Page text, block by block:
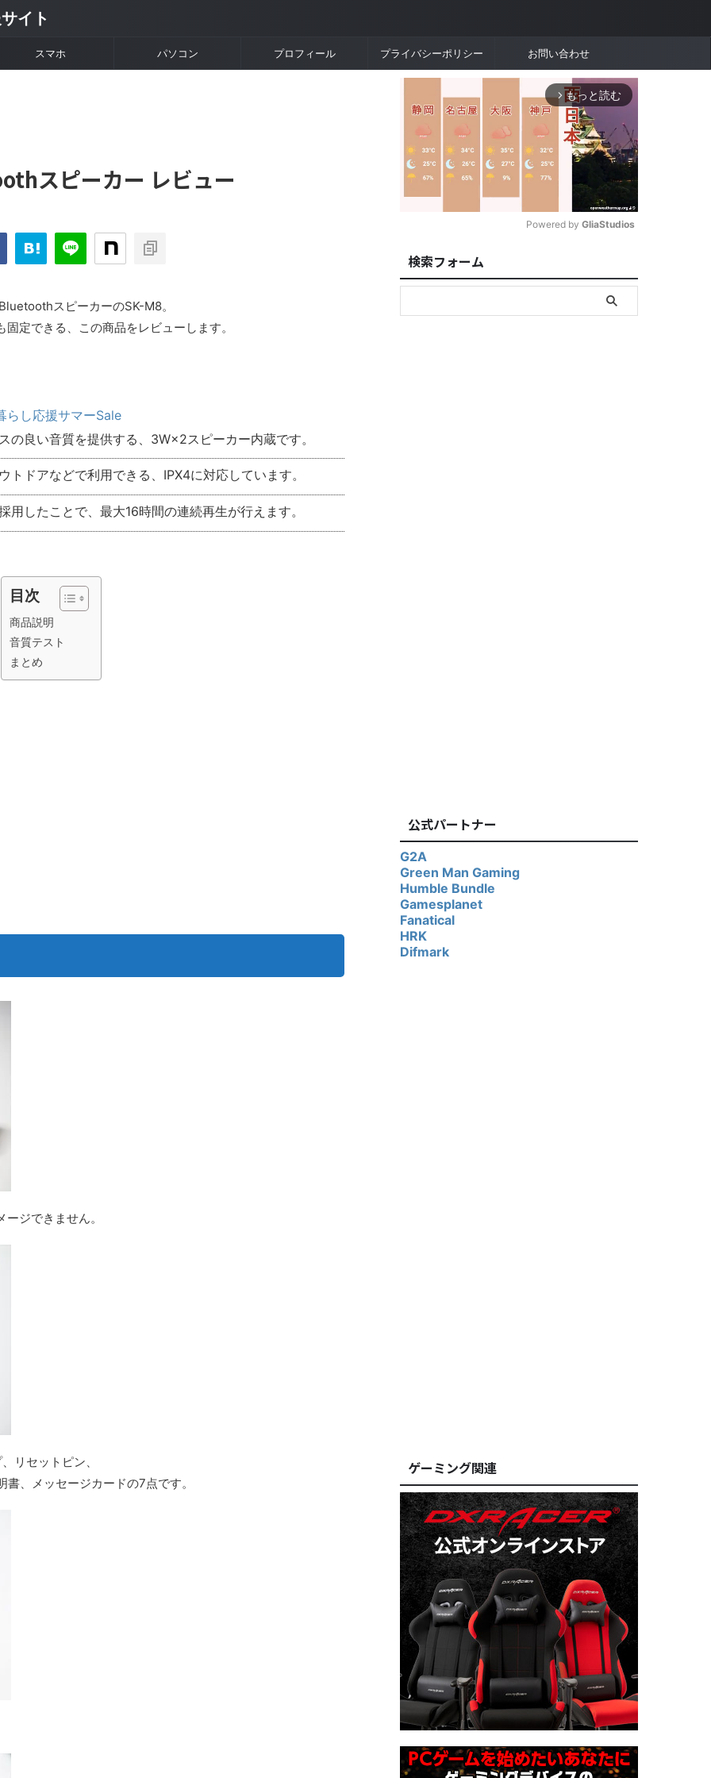
イト
スマホ パソコン プロフィール プライバシーポリシー お問い合わせ
スピーカー レビュー
スピーカーのSK-M8。
定できる、この商品をレビューします。
らし応援サマーSale
の良い音質を提供する、3W×2スピーカー内蔵です。
トドアなどで利用できる、IPX4に対応しています。
用したことで、最大16時間の連続再生が行えます。
目次
商品説明
音質テスト
まとめ
ジできません。
リセットピン、
、メッセージカードの7点です。
arrow_forward_ios もっと読む
u
t
Powered by GliaStudios
検索フォーム
公式パートナー
G2A
Green Man Gaming
Humble Bundle
Gamesplanet
Fanatical
HRK
Difmark
ゲーミング関連